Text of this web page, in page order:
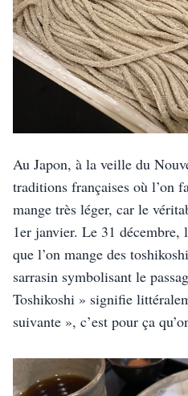
Au Japon, à la veille du
traditions françaises où l’on
mange très léger, car le
1er janvier. Le 31
que l’on mange des
sarrasin symbolisant le
Toshikoshi » signifie
suivante », c’est pour ça